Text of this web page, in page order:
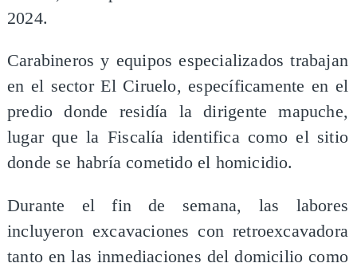
2024.
Carabineros y equipos especializados trabajan
en el sector El Ciruelo, específicamente en el
predio donde residía la dirigente mapuche,
lugar que la Fiscalía identifica como el sitio
donde se habría cometido el homicidio.
Durante el fin de semana, las labores
incluyeron excavaciones con retroexcavadora
tanto en las inmediaciones del domicilio como